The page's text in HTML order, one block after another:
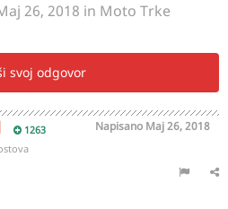
26, 2018 in Moto Trke
svoj odgovor
1263 Napisano Maj 26, 2018